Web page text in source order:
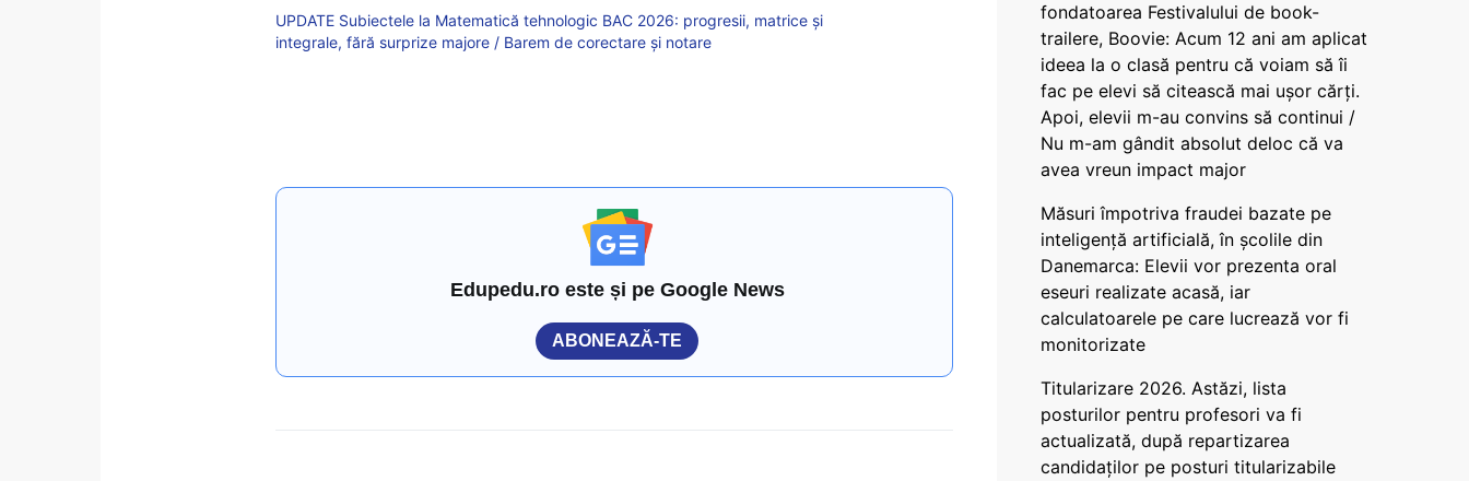
UPDATE Subiectele la Matematică tehnologic BAC 2026: progresii, matrice și
integrale, fără surprize majore / Barem de corectare și notare
Edupedu.ro este și pe Google News
ABONEAZĂ-TE
fondatoarea Festivalului de book-
trailere, Boovie: Acum 12 ani am aplicat
ideea la o clasă pentru că voiam să îi
fac pe elevi să citească mai ușor cărți.
Apoi, elevii m-au convins să continui /
Nu m-am gândit absolut deloc că va
avea vreun impact major
Măsuri împotriva fraudei bazate pe
inteligență artificială, în școlile din
Danemarca: Elevii vor prezenta oral
eseuri realizate acasă, iar
calculatoarele pe care lucrează vor fi
monitorizate
Titularizare 2026. Astăzi, lista
posturilor pentru profesori va fi
actualizată, după repartizarea
candidaților pe posturi titularizabile